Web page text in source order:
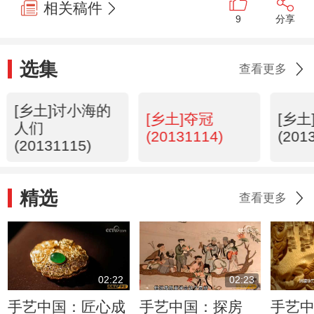
相关稿件
9 分享
选集 查看更多
[乡土]讨小海的
人们
(20131115)
[乡土]夺冠
(20131114)
[乡
精选 查看更多
02:22
手艺中国：匠心成
02:23
手艺中国：探房 手艺